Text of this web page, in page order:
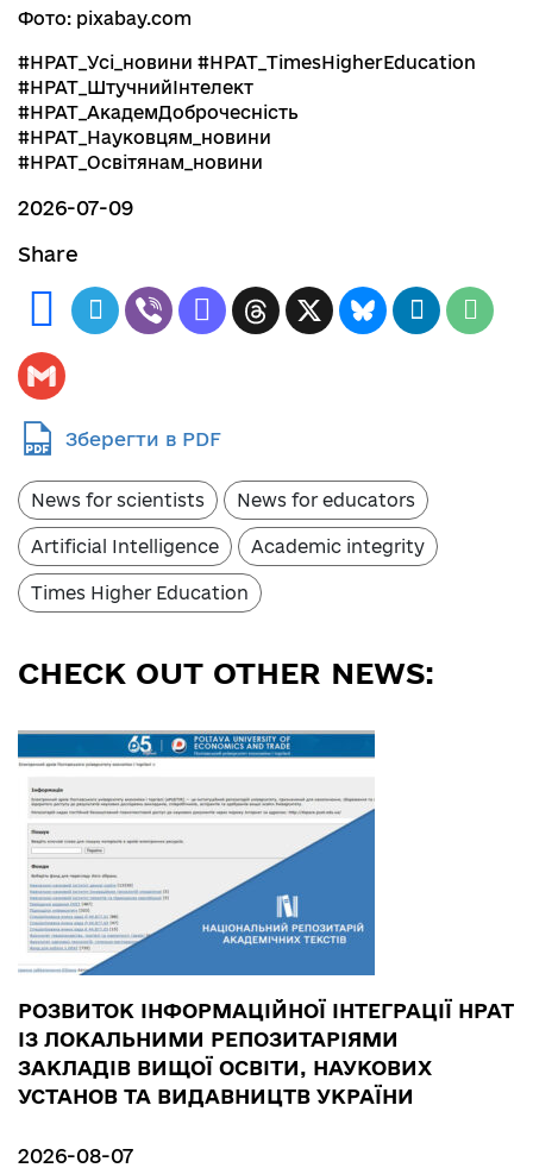
Фото: pixabay.com
#НРАТ_Усі_новини #НРАТ_TimesHigherEducation
#НРАТ_ШтучнийІнтелект
#НРАТ_АкадемДоброчесність
#НРАТ_Науковцям_новини
#НРАТ_Освітянам_новини
2026-07-09
Share
Зберегти в PDF
News for scientists News for educators
Artificial Intelligence Academic integrity
Times Higher Education
CHECK OUT OTHER NEWS:
РОЗВИТОК ІНФОРМАЦІЙНОЇ ІНТЕГРАЦІЇ НРАТ
ІЗ ЛОКАЛЬНИМИ РЕПОЗИТАРІЯМИ
ЗАКЛАДІВ ВИЩОЇ ОСВІТИ, НАУКОВИХ
УСТАНОВ ТА ВИДАВНИЦТВ УКРАЇНИ
2026-08-07